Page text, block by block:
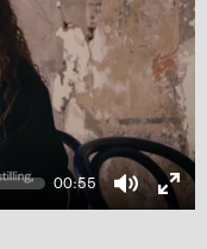
00:55
Mute